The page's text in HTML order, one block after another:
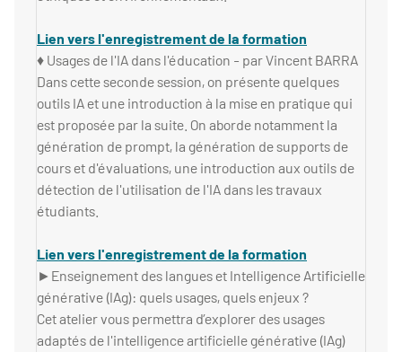
Lien vers l'enregistrement de la formation
♦ Usages de l'IA dans l'éducation - par Vincent BARRA
Dans cette seconde session, on présente quelques
outils IA et une introduction à la mise en pratique qui
est proposée par la suite. On aborde notamment la
génération de prompt, la génération de supports de
cours et d'évaluations, une introduction aux outils de
détection de l'utilisation de l'IA dans les travaux
étudiants.
Lien vers l'enregistrement de la formation
►Enseignement des langues et Intelligence Artificielle
générative (IAg): quels usages, quels enjeux ?
Cet atelier vous permettra d’explorer des usages
adaptés de l'intelligence artificielle générative (IAg)